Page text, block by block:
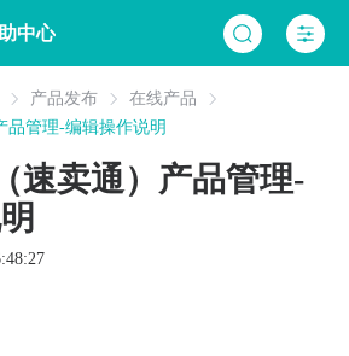
中心
产品发布
在线产品
品管理-编辑操作说明
速卖通）产品管理-